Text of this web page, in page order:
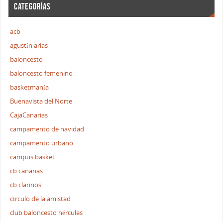
CATEGORÍAS
acb
agustín arias
baloncesto
baloncesto femenino
basketmanía
Buenavista del Norte
CajaCanarias
campamento de navidad
campamento urbano
campus basket
cb canarias
cb clarinos
círculo de la amistad
club baloncesto hércules